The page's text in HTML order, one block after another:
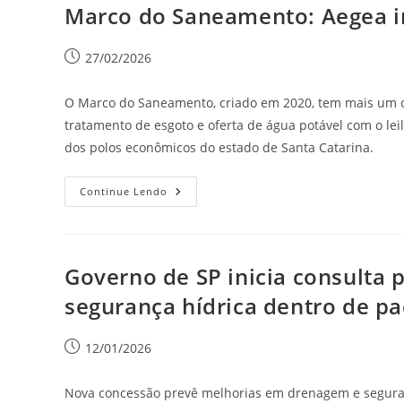
Marco do Saneamento: Aegea
27/02/2026
O Marco do Saneamento, criado em 2020, tem mais
tratamento de esgoto e oferta de água potável com o
dos polos econômicos do estado de Santa Catarina.
Continue Lendo
Governo de SP inicia
segurança hídrica dentro de
12/01/2026
Nova concessão prevê melhorias em drenagem e